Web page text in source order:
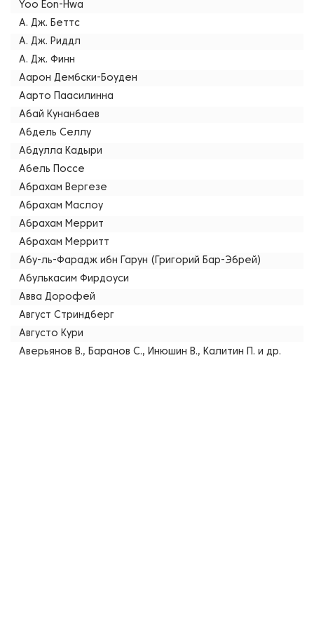
Yoo Eon-Hwa
А. Дж. Беттс
А. Дж. Риддл
А. Дж. Финн
Аарон Дембски-Боуден
Аарто Паасилинна
Абай Кунанбаев
Абдель Селлу
Абдулла Кадыри
Абель Поссе
Абрахам Вергезе
Абрахам Маслоу
Абрахам Меррит
Абрахам Мерритт
Абу-ль-Фарадж ибн Гарун (Григорий Бар-Эбрей)
Абулькасим Фирдоуси
Авва Дорофей
Август Стриндберг
Августо Кури
Аверьянов В., Баранов С., Инюшин В., Калитин П. и др.